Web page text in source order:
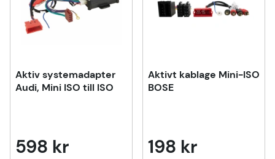
Aktiv systemadapter
Audi, Mini ISO till ISO
598 kr
Aktivt kablage Mini-ISO
BOSE
198 kr